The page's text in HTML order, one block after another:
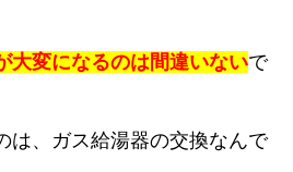
大変になるのは間違いないで
は、ガス給湯器の交換なんで